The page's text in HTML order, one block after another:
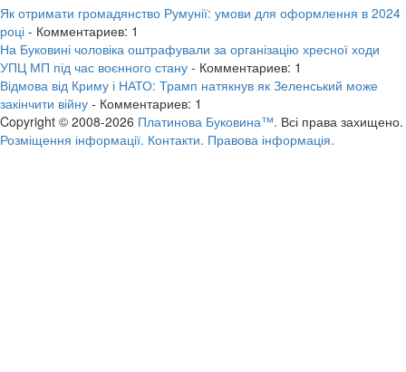
Як отримати громадянство Румунії: умови для оформлення в 2024
році - Комментариев: 1
На Буковині чоловіка оштрафували за організацію хресної ходи
УПЦ МП під час воєнного стану - Комментариев: 1
Відмова від Криму і НАТО: Трамп натякнув як Зеленський може
закінчити війну - Комментариев: 1
Copyright © 2008-2026 Платинова Буковина™. Всі права захищено.
Розміщення інформації. Контакти. Правова інформація.